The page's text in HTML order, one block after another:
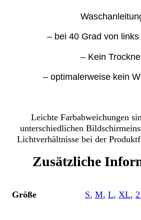
– bei 40 Grad von
– Kein
– optimalerweise kein
Leichte Farbabweichungen
unterschiedlichen
Lichtverhältnisse bei der
Zusätzliche
Größe S, M, L, XL,